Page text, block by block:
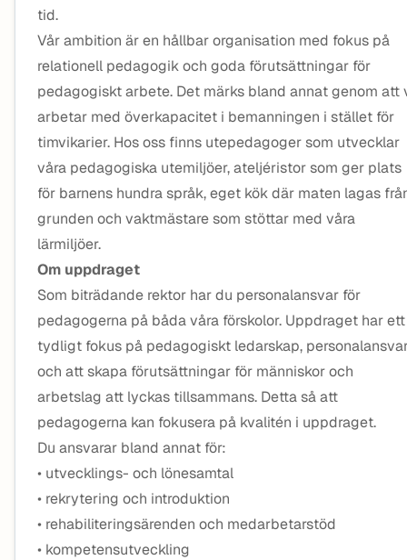
tid.
Vår ambition är en hållbar organisation med fokus på
relationell pedagogik och goda förutsättningar för
pedagogiskt arbete. Det märks bland annat genom att
arbetar med överkapacitet i bemanningen i stället för
timvikarier. Hos oss finns utepedagoger som utvecklar
våra pedagogiska utemiljöer, ateljéristor som ger plats
för barnens hundra språk, eget kök där maten lagas
grunden och vaktmästare som stöttar med våra
lärmiljöer.
Om uppdraget
Som biträdande rektor har du personalansvar för
pedagogerna på båda våra förskolor. Uppdraget har ett
tydligt fokus på pedagogiskt ledarskap,
och att skapa förutsättningar för människor och
arbetslag att lyckas tillsammans. Detta så att
pedagogerna kan fokusera på kvalitén i uppdraget.
Du ansvarar bland annat för:
• utvecklings- och lönesamtal
• rekrytering och introduktion
• rehabiliteringsärenden och medarbetarstöd
• kompetensutveckling